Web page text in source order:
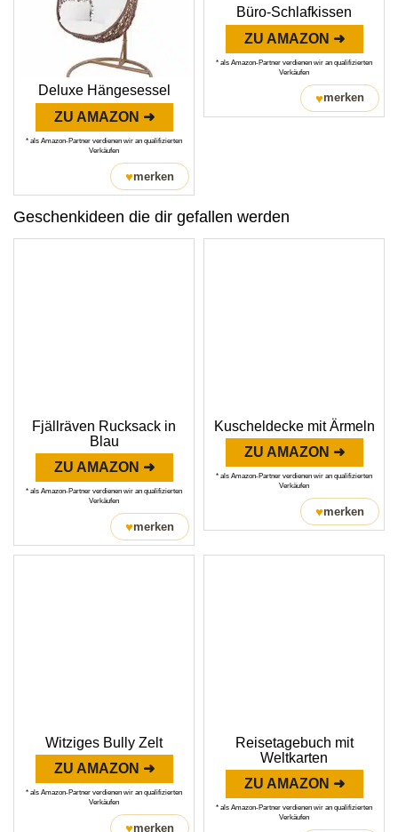
Deluxe Hängesessel
ZU AMAZON ➜
* als Amazon-Partner verdienen wir an qualifizierten
Verkäufen
♥merken
Büro-Schlafkissen
ZU AMAZON ➜
* als Amazon-Partner verdienen wir an qualifizierten
Verkäufen
♥merken
Geschenkideen die dir gefallen werden
Fjällräven Rucksack in
Blau
ZU AMAZON ➜
* als Amazon-Partner verdienen wir an qualifizierten
Verkäufen
♥merken
Kuscheldecke mit Ärmeln
ZU AMAZON ➜
* als Amazon-Partner verdienen wir an qualifizierten
Verkäufen
♥merken
Witziges Bully Zelt
ZU AMAZON ➜
* als Amazon-Partner verdienen wir an qualifizierten
Verkäufen
♥merken
Reisetagebuch mit
Weltkarten
ZU AMAZON ➜
* als Amazon-Partner verdienen wir an qualifizierten
Verkäufen